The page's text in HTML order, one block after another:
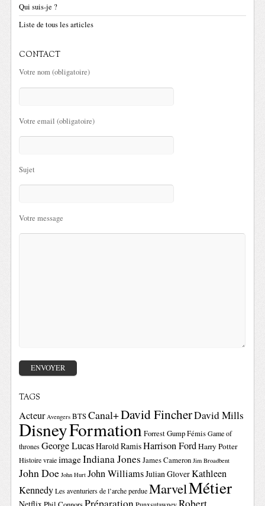
Qui suis-je ?
Liste de tous les articles
CONTACT
Votre nom (obligatoire)
Votre email (obligatoire)
Sujet
Votre message
TAGS
Acteur Avengers BTSCanal+David FincherDavid Mills
DisneyFormationForrest GumpFémis Game of
thrones George LucasHarold RamisHarrison FordHarry Potter
Histoire vraie imageIndiana Jones James Cameron Jim Broadbent
John Doe John Hurt John WilliamsJulian GloverKathleen
Kennedy Les aventuriers de l’arche perdue MarvelMétier